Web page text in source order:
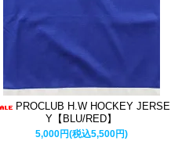
PROCLUB H.W HOCKEY JERSE
Y【BLU/RED】
5,000円(税込5,500円)